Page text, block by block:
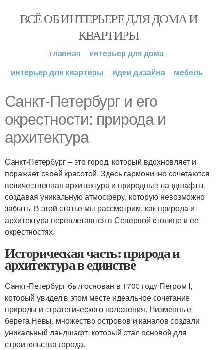
ВСЁ ОБ ИНТЕРЬЕРЕ ДЛЯ ДОМА И
КВАРТИРЫ
главная
интерьер для дома
интерьер для квартиры
идеи дизайна мебель
Санкт-Петербург и его
окрестности: природа и
архитектура
Санкт-Петербург – это город, который вдохновляет и
поражает своей красотой. Здесь гармонично сочетаются
величественная архитектура и природные ландшафты,
создавая уникальную атмосферу, которую невозможно
забыть. В этой статье мы рассмотрим, как природа и
архитектура переплетаются в Северной столице и ее
окрестностях.
Историческая часть: природа и
архитектура в единстве
Санкт-Петербург был основан в 1703 году Петром I,
который увидел в этом месте идеальное сочетание
природы и стратегического положения. Низменные
берега Невы, множество островов и каналов создали
уникальный ландшафт, который стал основой для
строительства города.